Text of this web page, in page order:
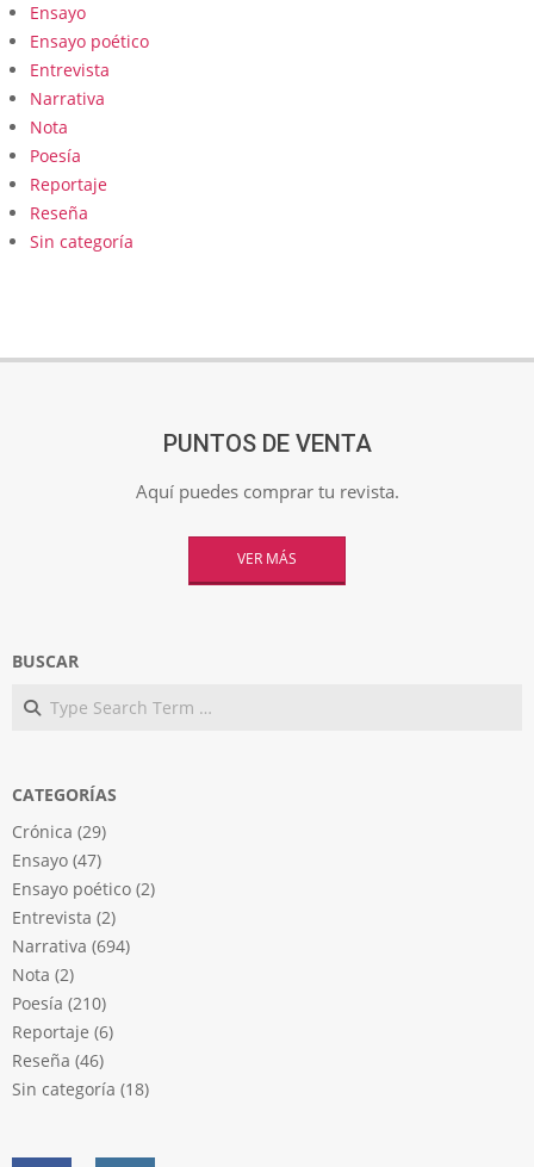
Ensayo
Ensayo poético
Entrevista
Narrativa
Nota
Poesía
Reportaje
Reseña
Sin categoría
PUNTOS DE VENTA
Aquí puedes comprar tu revista.
VER MÁS
BUSCAR
Search
CATEGORÍAS
Crónica (29)
Ensayo (47)
Ensayo poético (2)
Entrevista (2)
Narrativa (694)
Nota (2)
Poesía (210)
Reportaje (6)
Reseña (46)
Sin categoría (18)